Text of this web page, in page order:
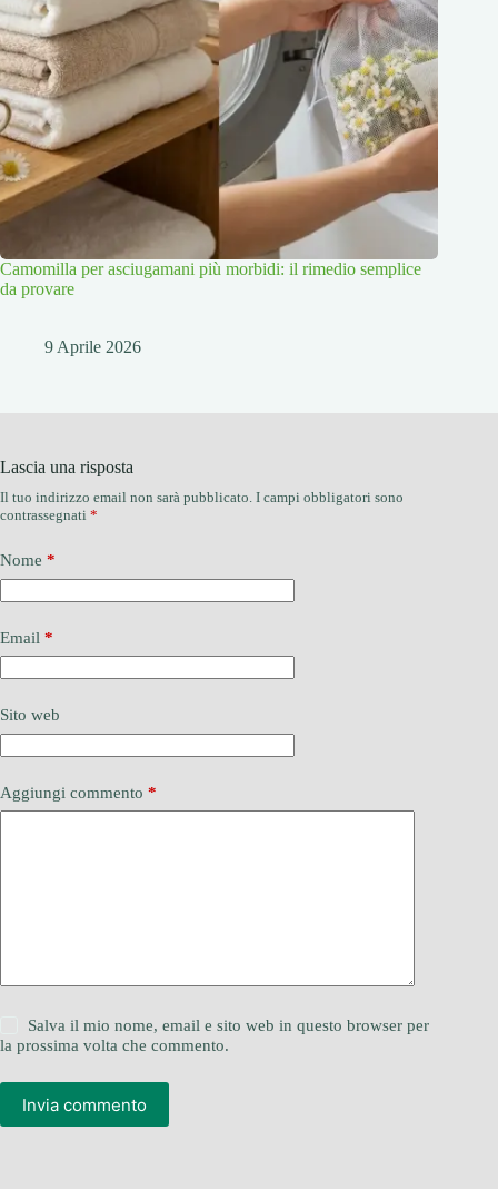
Camomilla per asciugamani più morbidi: il rimedio semplice
da provare
9 Aprile 2026
Lascia una risposta
Il tuo indirizzo email non sarà pubblicato. I campi obbligatori sono
contrassegnati *
Nome *
Email *
Sito web
Aggiungi commento *
Salva il mio nome, email e sito web in questo browser per
la prossima volta che commento.
Invia commento